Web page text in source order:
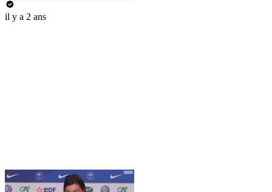
il y a 2 ans